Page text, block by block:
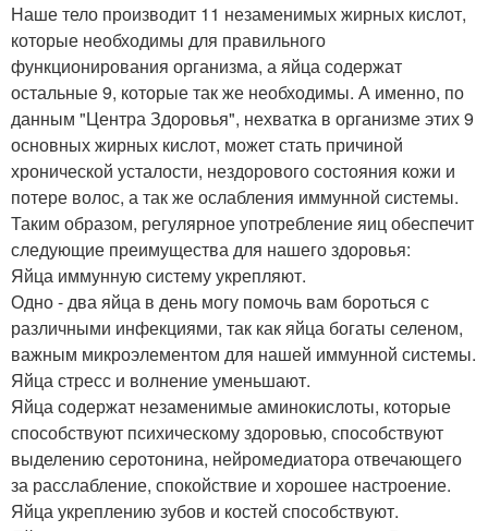
Наше тело производит 11 незаменимых жирных кислот,
которые необходимы для правильного
функционирования организма, а яйца содержат
остальные 9, которые так же необходимы. А именно, по
данным "Центра Здоровья", нехватка в организме этих 9
основных жирных кислот, может стать причиной
хронической усталости, нездорового состояния кожи и
потере волос, а так же ослабления иммунной системы.
Таким образом, регулярное употребление яиц обеспечит
следующие преимущества для нашего здоровья:
Яйца иммунную систему укрепляют.
Одно - два яйца в день могу помочь вам бороться с
различными инфекциями, так как яйца богаты селеном,
важным микроэлементом для нашей иммунной системы.
Яйца стресс и волнение уменьшают.
Яйца содержат незаменимые аминокислоты, которые
способствуют психическому здоровью, способствуют
выделению серотонина, нейромедиатора отвечающего
за расслабление, спокойствие и хорошее настроение.
Яйца укреплению зубов и костей способствуют.